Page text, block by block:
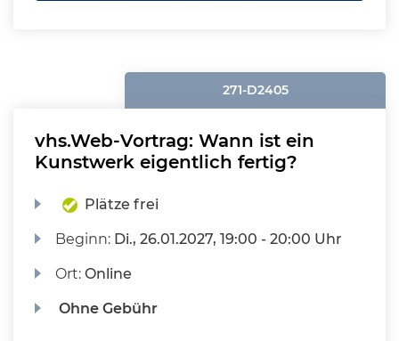
271-D2405
vhs.Web-Vortrag: Wann ist ein
Kunstwerk eigentlich fertig?
Plätze frei
Beginn: Di., 26.01.2027, 19:00 - 20:00 Uhr
Ort:Online
Ohne Gebühr